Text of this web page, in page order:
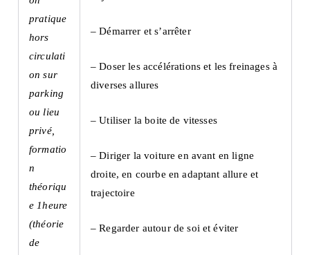
pratique
hors
circulati
on sur
parking
ou lieu
privé,
formatio
n
théoriqu
e 1heure
(théorie
de
– Démarrer et s’arrêter
– Doser les accélérations et les freinages à
diverses allures
– Utiliser la boite de vitesses
– Diriger la voiture en avant en ligne
droite, en courbe en adaptant allure et
trajectoire
– Regarder autour de soi et éviter